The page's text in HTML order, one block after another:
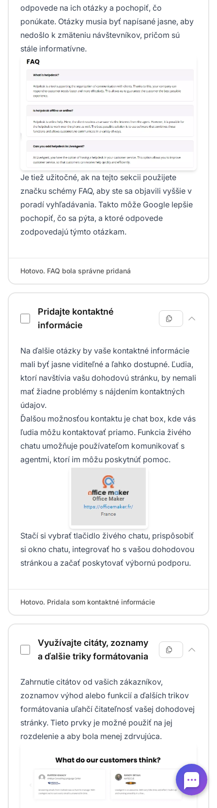
odpovede na ich otázky a pochopiť, čo
ponúkate. Otázky musia byť napísané jasne, aby
nedošlo k zmäteniu návštevníkov, pričom sú
stále informatívne.
Je tiež užitočné, ak na tejto sekcii použijete
značku schémy FAQ, aby ste sa objavili vyššie v
poradí vyhľadávania. Takto môže Google lepšie
pochopiť, čo sa pýta, a ktoré odpovede
zodpovedajú týmto otázkam.
Hotovo. FAQ bola správne pridaná
Pridajte kontaktné
informácie
Na ďalšie otázky by vaše kontaktné informácie
mali byť jasne viditeľné a ľahko dostupné. Ľudia,
ktorí navštívia vašu dohodovú stránku, by nemali
mať žiadne problémy s nájdením kontaktných
údajov.
Ďalšou možnosťou kontaktu je chat box, kde vás
ľudia môžu kontaktovať priamo. Funkcia živého
chatu umožňuje používateľom komunikovať s
agentmi, ktorí im môžu poskytnúť pomoc.
Stačí si vybrať tlačidlo živého chatu, prispôsobiť
si okno chatu, integrovať ho s vašou dohodovou
stránkou a začať poskytovať výbornú podporu.
Hotovo. Pridala som kontaktné informácie
Využívajte citáty, zoznamy
a ďalšie triky formátovania
Zahrnutie citátov od vašich zákazníkov,
zoznamov výhod alebo funkcií a ďalších trikov
formátovania uľahčí čitateľnosť vašej dohodovej
stránky. Tieto prvky je možné použiť na jej
rozdelenie a aby bola menej zdrvujúca.